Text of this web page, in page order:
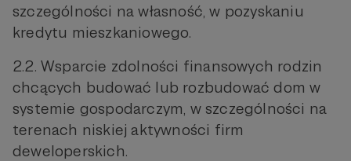
szczególności na własność, w pozyskaniu
kredytu mieszkaniowego.
2.2. Wsparcie zdolności finansowych rodzin
chcących budować lub rozbudować dom w
systemie gospodarczym, w szczególności na
terenach niskiej aktywności firm
deweloperskich.